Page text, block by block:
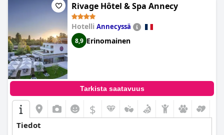
verrattuna muihin saman tasoisiin hotelleihin.Hôtel Mont-Blanc
on poikkeuksellinen ja ylellinen 5 tähden hotelli, jota
suositellaan lämpimästi kaikille, jotka nauttivat itsensä
hemmottelusta lomallaan.
Rivage Hôtel & Spa Annecy
Hotelli Annecyssä
8,9 Erinomainen
Tarkista saatavuus
$
Tiedot